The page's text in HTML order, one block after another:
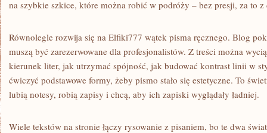
na szybkie szkice, które można robić w podróży – bez presji, za to
Równolegle rozwija się na Elfiki777 wątek pisma ręcznego. Blog
muszą być zarezerwowane dla profesjonalistów. Z treści można
kierunek liter, jak utrzymać spójność, jak budować kontrast linii w
ćwiczyć podstawowe formy, żeby pismo stało się estetyczne. To
lubią notesy, robią zapisy i chcą, aby ich zapiski wyglądały ładniej.
Wiele tekstów na stronie łączy rysowanie z pisaniem, bo te dwa